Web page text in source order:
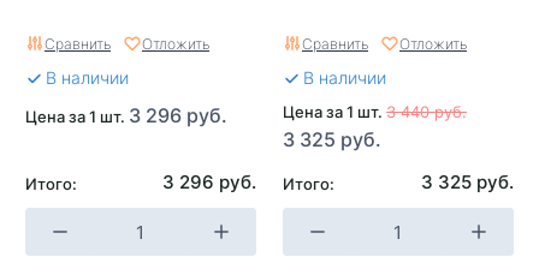
Сравнить Отложить
В наличии
Цена за 1 шт. 3 296 руб.
Итого: 3 296 руб.
Сравнить Отложить
В наличии
Цена за 1 шт. 3 440 руб.
3 325 руб.
Итого: 3 325 руб.